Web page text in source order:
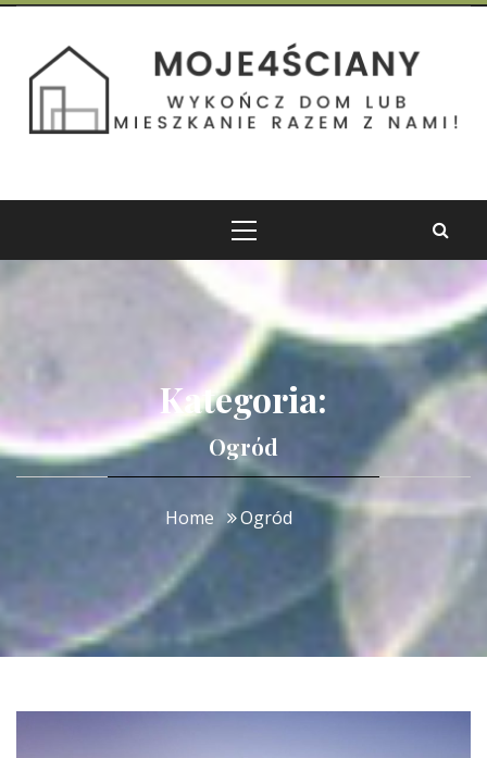
Skip
content Moje 4 Ściany
Kategoria:
Ogród
Home Ogród